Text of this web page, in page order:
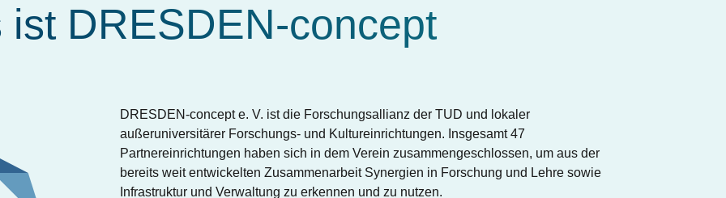
ist DRESDEN-concept
DRESDEN-concept e. V. ist die Forschungsallianz der TUD und lokaler
außeruniversitärer Forschungs- und Kultureinrichtungen. Insgesamt 47
Partnereinrichtungen haben sich in dem Verein zusammengeschlossen, um aus der
bereits weit entwickelten Zusammenarbeit Synergien in Forschung und Lehre sowie
Infrastruktur und Verwaltung zu erkennen und zu nutzen.